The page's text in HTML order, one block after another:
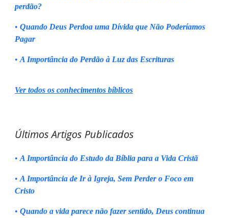
perdão?
• Quando Deus Perdoa uma Dívida que Não Poderíamos
Pagar
• A Importância do Perdão à Luz das Escrituras
Ver todos os conhecimentos bíblicos
Últimos Artigos Publicados
• A Importância do Estudo da Bíblia para a Vida Cristã
• A Importância de Ir à Igreja, Sem Perder o Foco em
Cristo
• Quando a vida parece não fazer sentido, Deus continua